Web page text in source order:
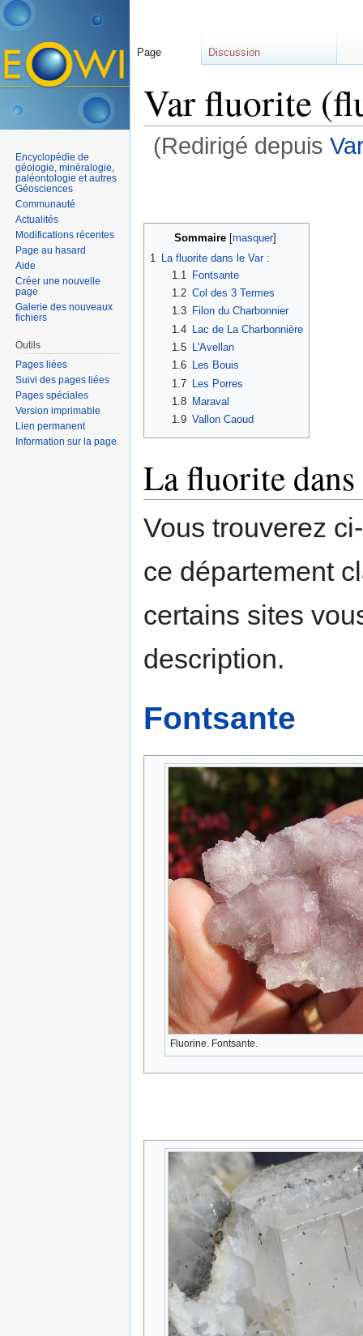
Var fluorite
(Redirigé depuis
Sommaire[masquer]
1
La fluorite dans le Var :
1.1
Fontsante
1.2 Col des 3 Termes
1.3
Filon du Charbonnier
1.4 Lac de La Charbonnière
1.5
L'Avellan
1.6
Les Bouis
1.7 Les Porres
1.8
Maraval
1.9 Vallon Caoud
La fluorite
Vous trouverez
ce département
certains sites
description.
Fontsante
Fluorine. Fontsante.
Page Discussion
Encyclopédie de
géologie, minéralogie,
paléontologie et autres
Géosciences
Communauté
Actualités
Modifications récentes
Page au hasard
Aide
Créer une nouvelle
page
Galerie des nouveaux
fichiers
Outils
Pages liées
Suivi des pages liées
Pages spéciales
Version imprimable
Lien permanent
Information sur la page